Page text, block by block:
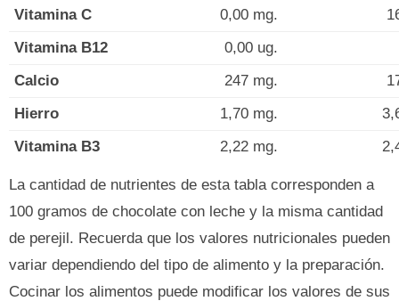
Vitamina C
0,00 mg.
Vitamina B12
0,00 ug.
Calcio
247 mg.
Hierro
1,70 mg.
Vitamina B3
2,22 mg.
La cantidad de nutrientes de esta tabla corresponden a
100 gramos de chocolate con leche y la misma cantidad
de perejil. Recuerda que los valores nutricionales pueden
variar dependiendo del tipo de alimento y la preparación.
Cocinar los alimentos puede modificar los valores de sus